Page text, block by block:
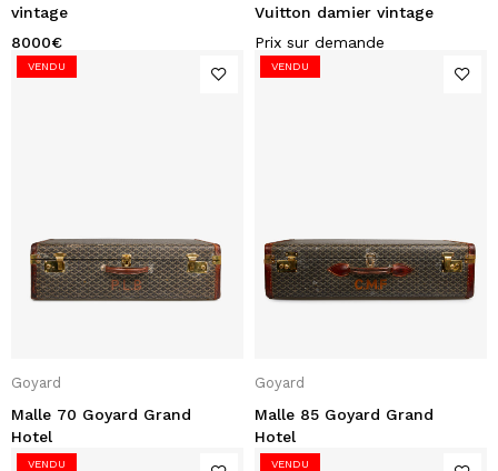
vintage
8000€
Vuitton damier vintage
Prix sur demande
VENDU
Goyard
Malle 70 Goyard Grand
Hotel
VENDU
Goyard
Malle 85 Goyard Grand
Hotel
VENDU VENDU